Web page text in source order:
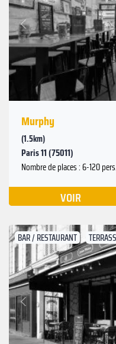
Précédent
Murphy
(1.5km)
Paris 11 (75011)
Nombre de places : 6-120 pers.
VOIR
BAR / RESTAURANT
Précédent